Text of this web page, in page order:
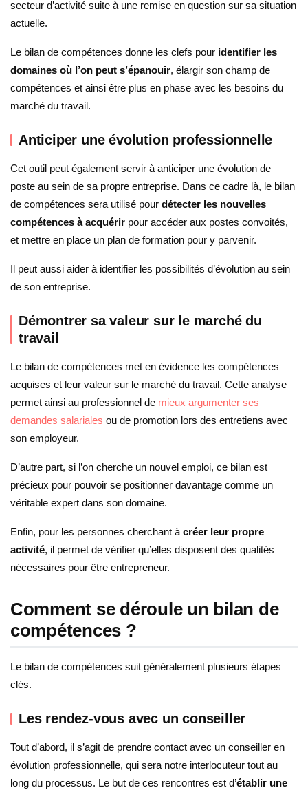
secteur d’activité suite à une remise en question sur sa situation
actuelle.
Le bilan de compétences donne les clefs pour identifier les
domaines où l’on peut s’épanouir, élargir son champ de
compétences et ainsi être plus en phase avec les besoins du
marché du travail.
Anticiper une évolution professionnelle
Cet outil peut également servir à anticiper une évolution de
poste au sein de sa propre entreprise. Dans ce cadre là, le bilan
de compétences sera utilisé pour détecter les nouvelles
compétences à acquérir pour accéder aux postes convoités,
et mettre en place un plan de formation pour y parvenir.
Il peut aussi aider à identifier les possibilités d’évolution au sein
de son entreprise.
Démontrer sa valeur sur le marché du
travail
Le bilan de compétences met en évidence les compétences
acquises et leur valeur sur le marché du travail. Cette analyse
permet ainsi au professionnel de mieux argumenter ses
demandes salariales ou de promotion lors des entretiens avec
son employeur.
D’autre part, si l’on cherche un nouvel emploi, ce bilan est
précieux pour pouvoir se positionner davantage comme un
véritable expert dans son domaine.
Enfin, pour les personnes cherchant à créer leur propre
activité, il permet de vérifier qu’elles disposent des qualités
nécessaires pour être entrepreneur.
Comment se déroule un bilan de
compétences ?
Le bilan de compétences suit généralement plusieurs étapes
clés.
Les rendez-vous avec un conseiller
Tout d’abord, il s’agit de prendre contact avec un conseiller en
évolution professionnelle, qui sera notre interlocuteur tout au
long du processus. Le but de ces rencontres est d’établir une